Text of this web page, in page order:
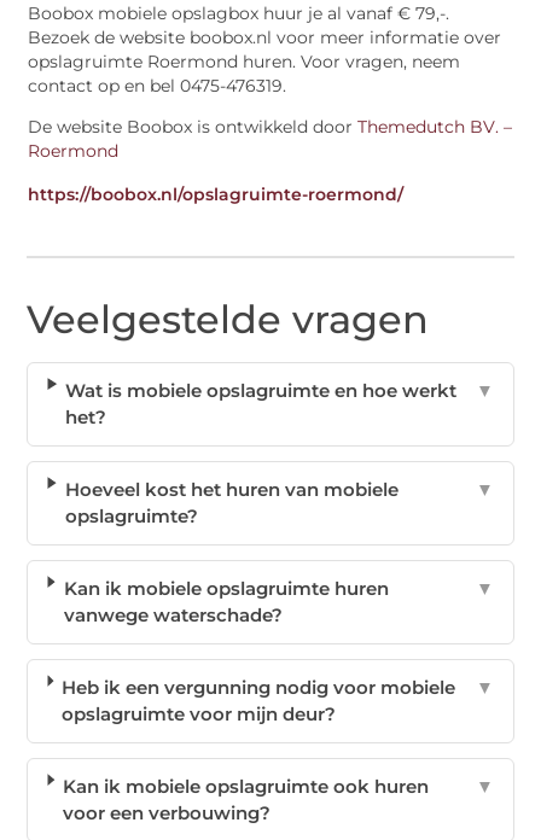
Boobox mobiele opslagbox huur je al vanaf € 79,-.
Bezoek de website boobox.nl voor meer informatie over
opslagruimte Roermond huren. Voor vragen, neem
contact op en bel 0475-476319.
De website Boobox is ontwikkeld doorThemedutch BV. –
Roermond
https://boobox.nl/opslagruimte-roermond/
Veelgestelde vragen
Wat is mobiele opslagruimte en hoe werkt
het?
▼
Hoeveel kost het huren van mobiele
opslagruimte?
▼
Kan ik mobiele opslagruimte huren
vanwege waterschade?
▼
Heb ik een vergunning nodig voor mobiele
opslagruimte voor mijn deur?
▼
Kan ik mobiele opslagruimte ook huren
voor een verbouwing?
▼